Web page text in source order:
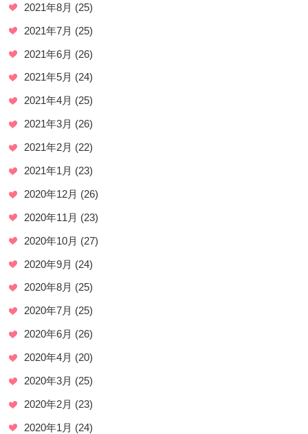
2021年8月 (25)
2021年7月 (25)
2021年6月 (26)
2021年5月 (24)
2021年4月 (25)
2021年3月 (26)
2021年2月 (22)
2021年1月 (23)
2020年12月 (26)
2020年11月 (23)
2020年10月 (27)
2020年9月 (24)
2020年8月 (25)
2020年7月 (25)
2020年6月 (26)
2020年4月 (20)
2020年3月 (25)
2020年2月 (23)
2020年1月 (24)